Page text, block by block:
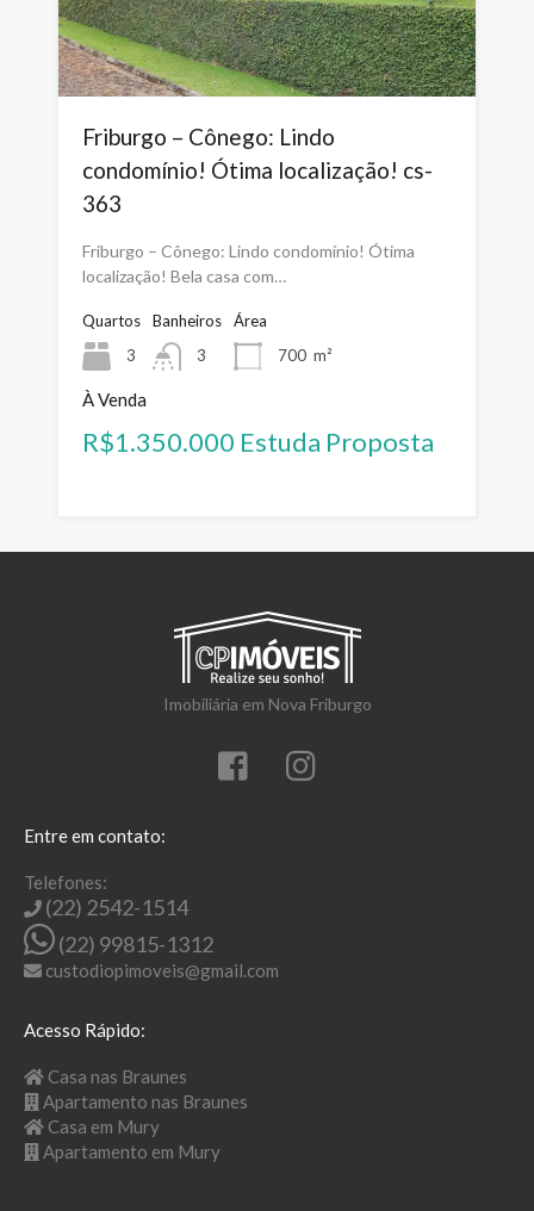
Friburgo – Cônego: Lindo
condomínio! Ótima localização! cs-
363
Friburgo – Cônego: Lindo condomínio! Ótima
localização! Bela casa com…
Quartos
3
Banheiros
3
Área
700 m²
À Venda
R$1.350.000 Estuda Proposta
Imobiliária em Nova Friburgo
Entre em contato:
Telefones:
(22) 2542-1514
(22) 99815-1312
custodiopimoveis@gmail.com
Acesso Rápido:
Casa nas Braunes
Apartamento nas Braunes
Casa em Mury
Apartamento em Mury